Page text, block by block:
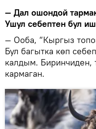
— Дал ошондой
Ушул себептен бул
— Ооба, “Кыргыз
Бул багытка көп
калдым. Биринчиден,
кармаган.